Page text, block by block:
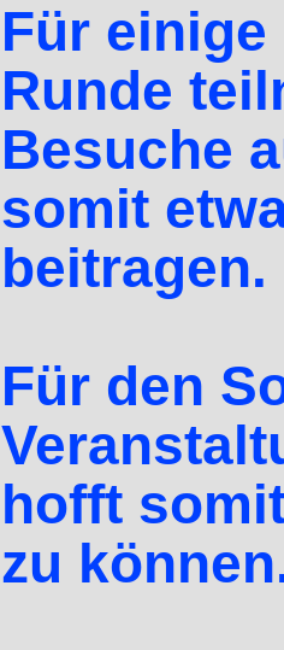
Für
Runde
Besuche
somit
beitragen.
Für den
hofft
zu